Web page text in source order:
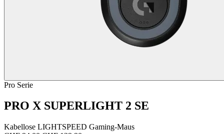
Pro Serie
PRO X SUPERLIGHT 2 SE
Kabellose LIGHTSPEED Gaming-Maus